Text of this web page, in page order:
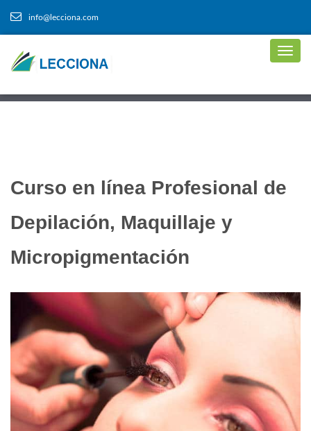
info@lecciona.com
Curso en línea Profesional de
Depilación, Maquillaje y
Micropigmentación